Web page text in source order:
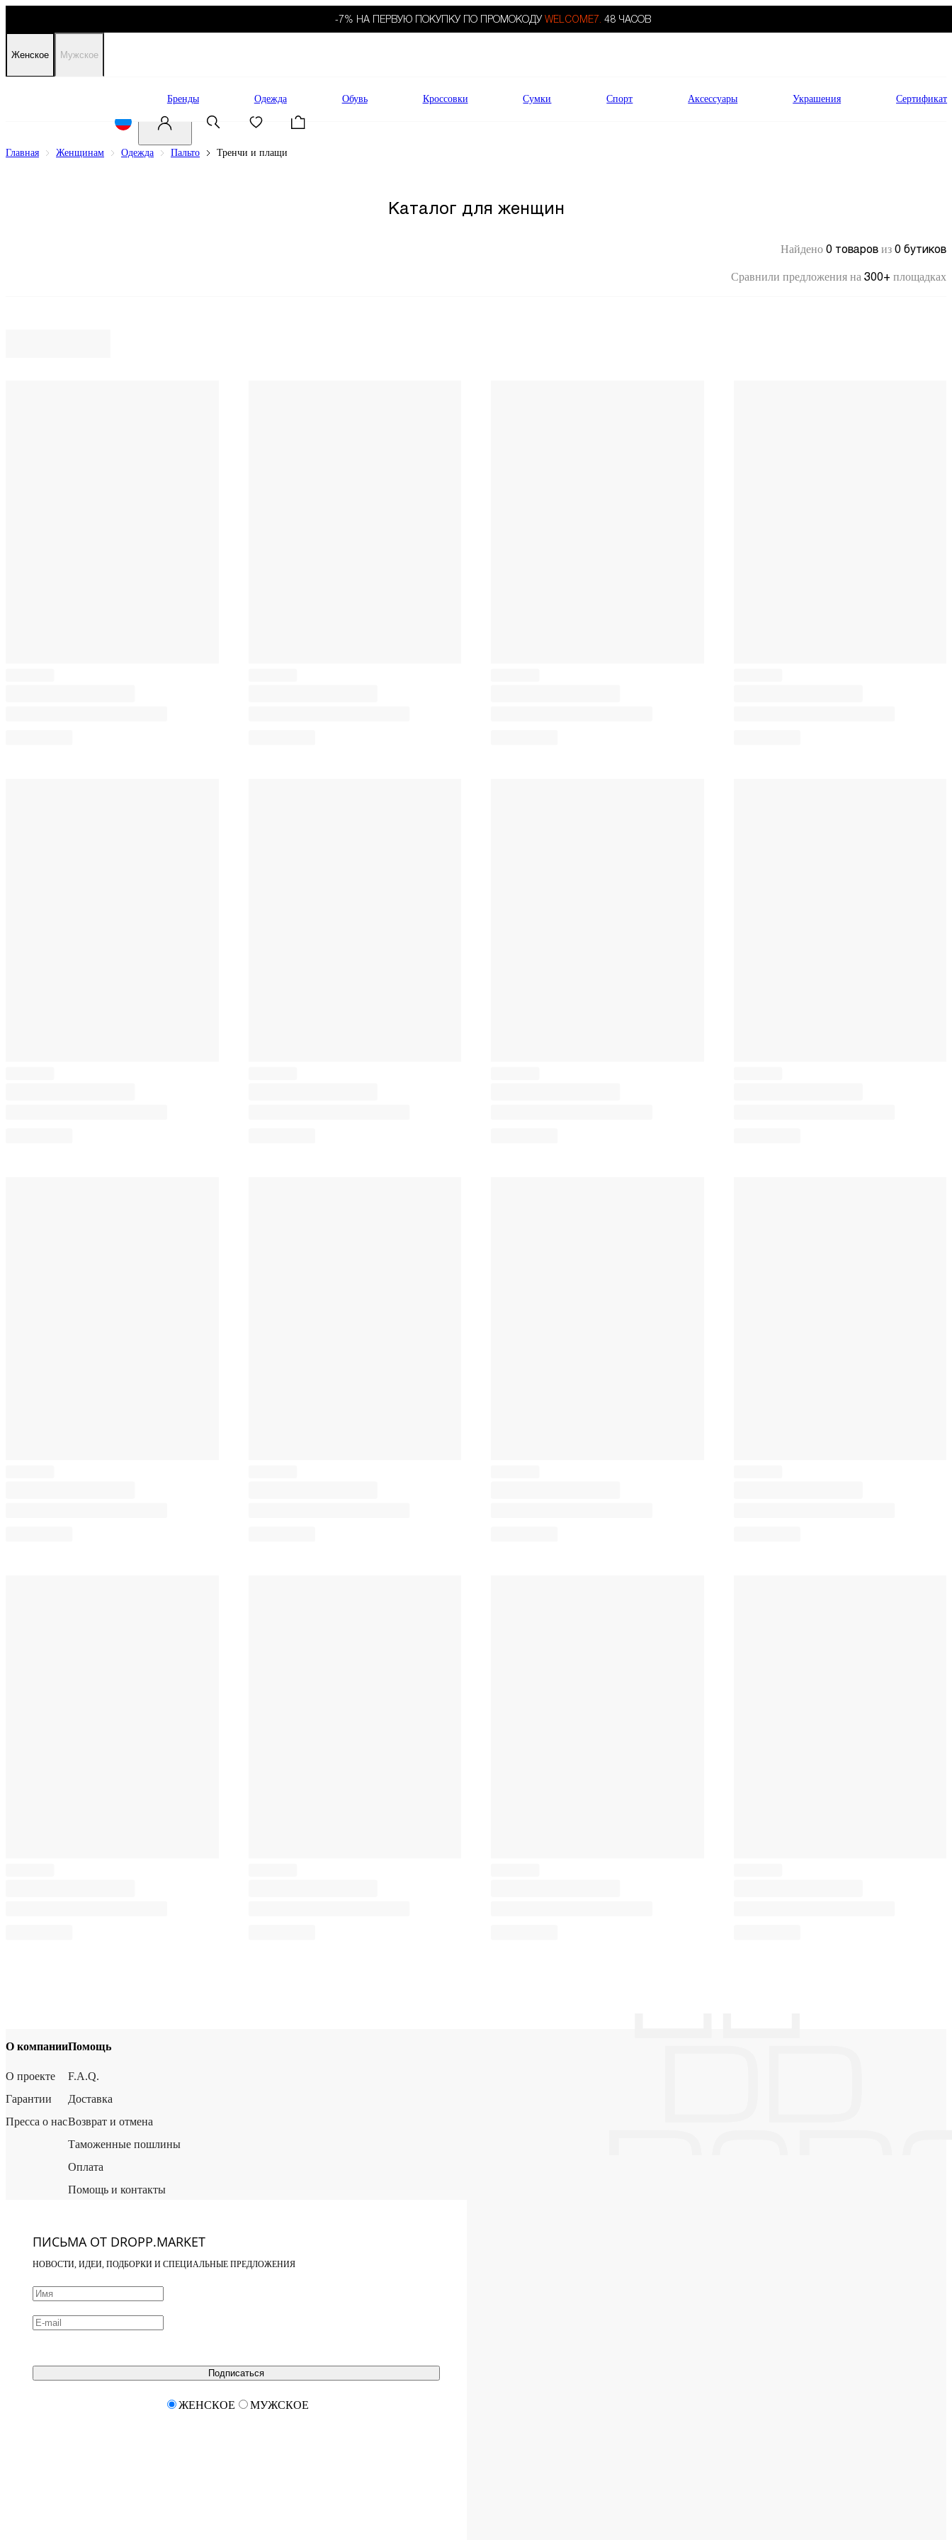
-7% НА ПЕРВУЮ ПОКУПКУ ПО ПРОМОКОДУ WELCOME7. 48 ЧАСОВ
Женское Мужское
Бренды Одежда Обувь Кроссовки Сумки Спорт Аксессуары Украшения Сертификат
Главная Женщинам Одежда Пальто Тренчи и плащи
Каталог для женщин
Найдено 0 товаров из 0 бутиков
Сравнили предложения на 300+ площадках
О компании
О проекте
Гарантии
Пресса о нас
Помощь
F.A.Q.
Доставка
Возврат и отмена
Таможенные пошлины
Оплата
Помощь и контакты
ПИСЬМА ОТ DROPP.MARKET
НОВОСТИ, ИДЕИ, ПОДБОРКИ И СПЕЦИАЛЬНЫЕ ПРЕДЛОЖЕНИЯ
Подписаться
ЖЕНСКОЕ МУЖСКОЕ